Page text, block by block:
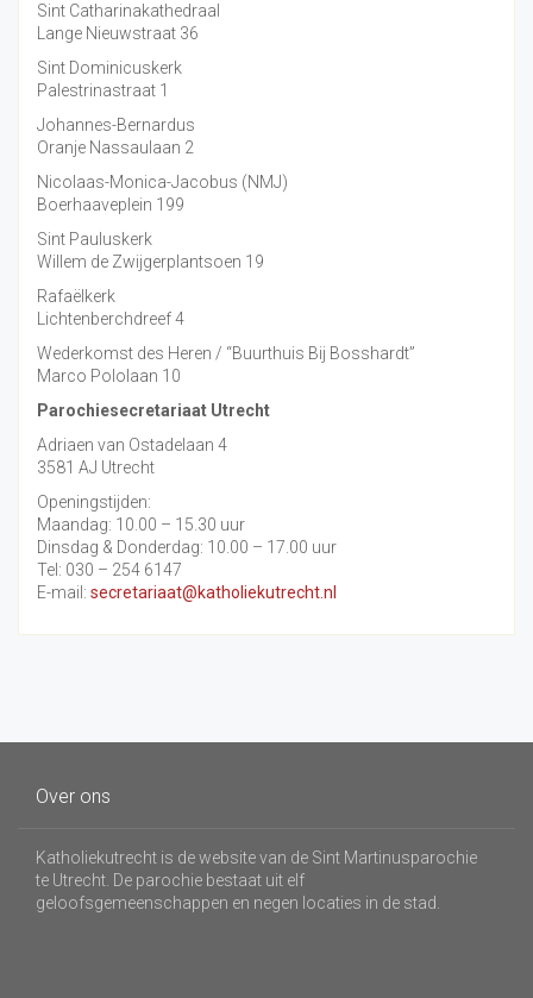
Sint Catharinakathedraal
Lange Nieuwstraat 36
Sint Dominicuskerk
Palestrinastraat 1
Johannes-Bernardus
Oranje Nassaulaan 2
Nicolaas-Monica-Jacobus (NMJ)
Boerhaaveplein 199
Sint Pauluskerk
Willem de Zwijgerplantsoen 19
Rafaëlkerk
Lichtenberchdreef 4
Wederkomst des Heren / “Buurthuis Bij Bosshardt”
Marco Pololaan 10
Parochiesecretariaat Utrecht
Adriaen van Ostadelaan 4
3581 AJ Utrecht
Openingstijden:
Maandag: 10.00 – 15.30 uur
Dinsdag & Donderdag: 10.00 – 17.00 uur
Tel: 030 – 254 6147
E-mail: secretariaat@katholiekutrecht.nl
Over ons
Katholiekutrecht is de website van de Sint Martinusparochie
te Utrecht. De parochie bestaat uit elf
geloofsgemeenschappen en negen locaties in de stad.